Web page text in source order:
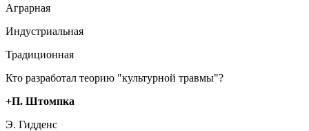
Аграрная
Индустриальная
Традиционная
Кто разработал теорию "культурной травмы"?
+П. Штомпка
Э. Гидденс